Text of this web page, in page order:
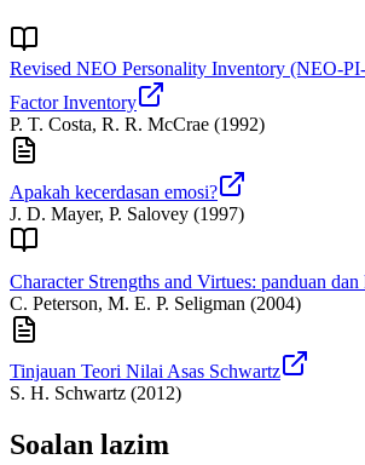
Revised NEO Personality Inventory (NEO-
Factor Inventory
P. T. Costa, R. R. McCrae (1992)
Apakah kecerdasan emosi?
J. D. Mayer, P. Salovey (1997)
Character Strengths and Virtues: panduan
C. Peterson, M. E. P. Seligman (2004)
Tinjauan Teori Nilai Asas Schwartz
S. H. Schwartz (2012)
Soalan lazim